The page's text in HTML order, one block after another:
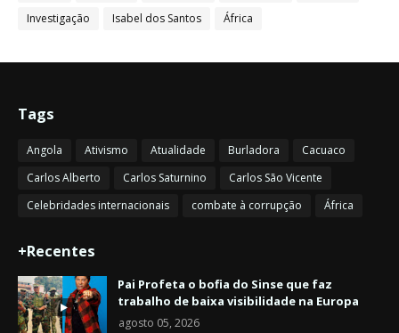
Investigação
Isabel dos Santos África
Tags
Angola Ativismo Atualidade Burladora
Cacuaco
Carlos Alberto
Carlos Saturnino
Carlos São Vicente
Celebridades internacionais
combate à corrupção África
+Recentes
Pai Profeta o bofia do Sinse que faz
trabalho de baixa visibilidade na Europa
agosto 05, 2026